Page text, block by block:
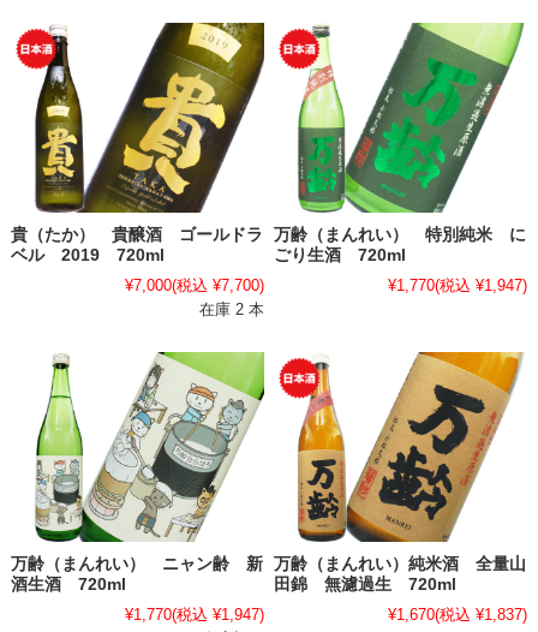
貴（たか） 貴醸酒 ゴールドラ
ベル 2019 720ml
¥7,000(税込 ¥7,700)
在庫 2 本
万齢（まんれい） 特別純米 に
ごり生酒 720ml
¥1,770(税込 ¥1,947)
万齢（まんれい） ニャン齢 新
酒生酒 720ml
¥1,770(税込 ¥1,947)
万齢（まんれい）純米酒 全量山
田錦 無濾過生 720ml
¥1,670(税込 ¥1,837)